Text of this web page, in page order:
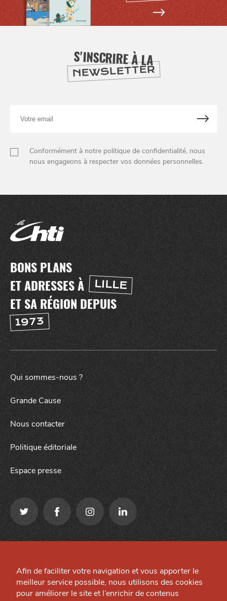
Grande Cause
Nous contacter
SORTIR
la
S'INSCRIRE À LA
NEWSLETTER
email
Conformément à notre politique de confidentialité, nous
nous engageons à respecter vos données personnelles.
BONS PLANS
ET ADRESSES À
LILLE
ET SA RÉGION DEPUIS
1973
Qui sommes-nous ?
Grande Cause
Nous contacter
Politique éditoriale
Espace presse
Préférences cookies
Site créé par
Afin de faciliter votre navigation et vous apporter le
meilleur service possible, nous utilisons des cookies
pour améliorer le site et l’enrichir de contenus
J'accepte Je refuse